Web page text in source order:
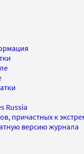
Russia
причастных к
версию журнала